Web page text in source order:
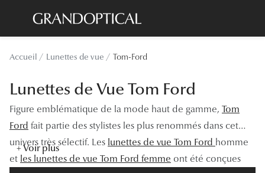
principal
Sélection -30%
Sélection -50%
Lunettes de vue
Sélection -20%
Nos
Examen
Accueil Lunettes de vue Tom-Ford
Lunettes de Vue Tom Ford
Figure emblématique de la mode haut de gamme, Tom
Ford fait partie des stylistes les plus renommés dans cet
univers très sélectif. Les lunettes de vue Tom Ford homme
et les lunettes de vue Tom Ford femme ont été conçues
+ Voir plus